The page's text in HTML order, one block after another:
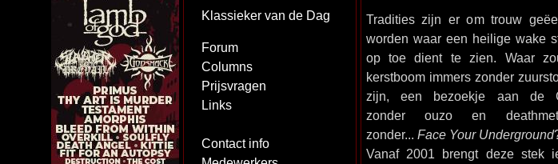
Klassieker van de Dag
Forum
Columns
Prijsvragen
Links
Contact info
Tradities zijn er om trouw
worden waar een heilige wake
op toe dient te zien. Waar
kerstboom immers zonder
zijn, een bezoekje aan de
zonder ouzo en
zonder... Face Your Underground
Vanaf 2001 brengt deze stek